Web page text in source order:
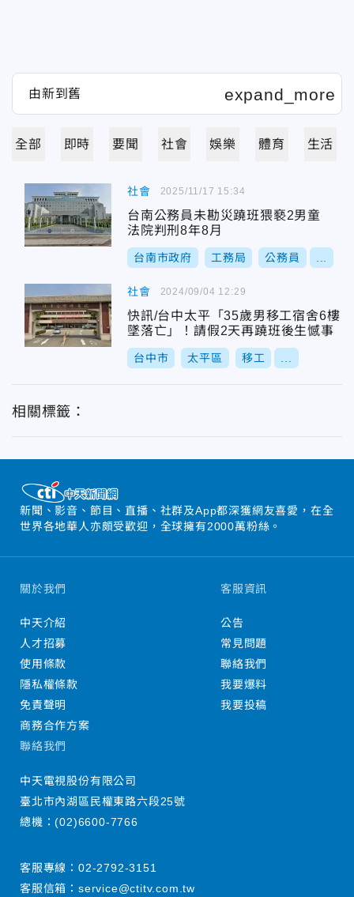
全部 即時 要聞 社會 娛樂 體育 生活
社會
台南公務員未勘災蹺班猥褻2男童
法院判刑8年8月
台南市政府 工務局 公務員
2025/11/17 15:34
社會
快訊/台中太平「35歲男移工宿舍6樓
墜落亡」！請假2天再蹺班後生憾事
台中市 太平區 移工
2024/09/04 12:29
相關標籤：
新聞、影音、節目、直播、社群及App都深獲網友喜愛，在全
世界各地華人亦頗受歡迎，全球擁有2000萬粉絲。
關於我們
中天介紹
人才招募
使用條款
隱私權條款
免責聲明
商務合作方案
客服資訊
公告
常見問題
聯絡我們
我要爆料
我要投稿
聯絡我們
中天電視股份有限公司
臺北市內湖區民權東路六段25號
總機：(02)6600-7766
客服專線： 02-2792-3151
客服信箱： service@ctitv.com.tw